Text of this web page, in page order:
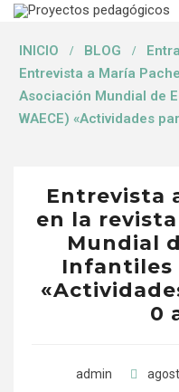
INICIO BLOG
Entrevista a María
Asociación Mundial de
WAECE) «Actividades
Entrevista
en la
Mundial
Infantiles
0
admin